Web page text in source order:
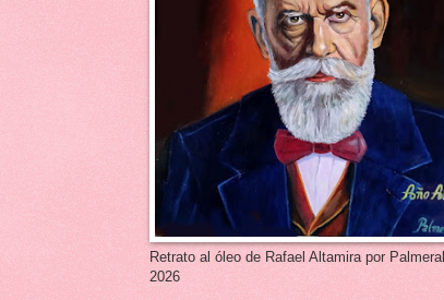
Retrato al óleo de Rafael Altamira por Palmeral
2026